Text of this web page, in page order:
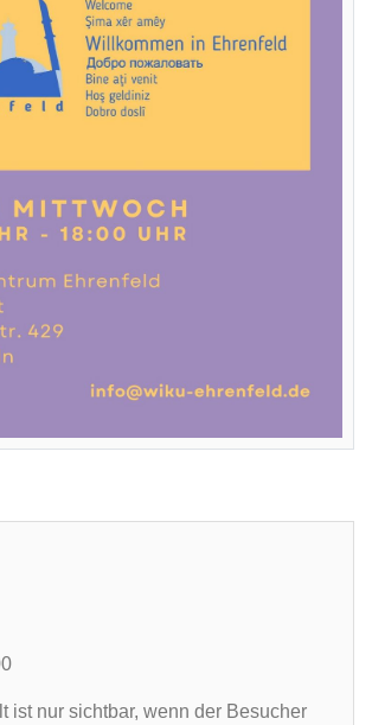
ist nur sichtbar, wenn der Besucher